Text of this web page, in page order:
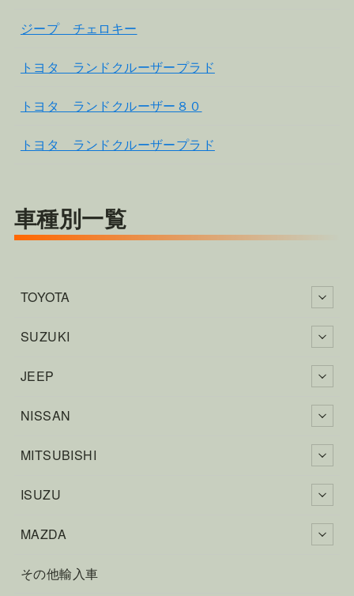
ジープ チェロキー
トヨタ ランドクルーザープラド
トヨタ ランドクルーザー８０
トヨタ ランドクルーザープラド
車種別一覧
TOYOTA
SUZUKI
JEEP
NISSAN
MITSUBISHI
ISUZU
MAZDA
その他輸入車